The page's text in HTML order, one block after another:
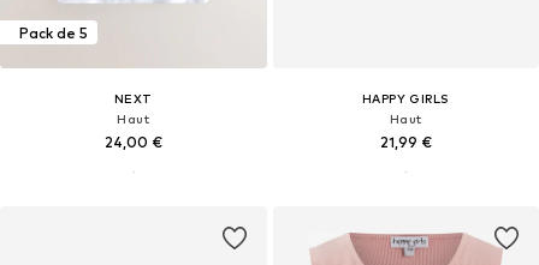
Pack de 5
NEXT
Haut
24,00 €
HAPPY GIRLS
Haut
21,99 €